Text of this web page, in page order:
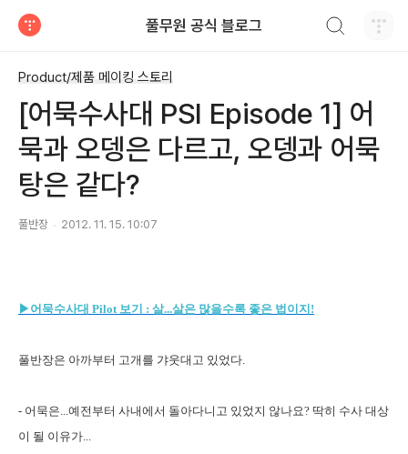
풀무원 공식 블로그
Product/제품 메이킹 스토리
[어묵수사대 PSI Episode 1] 어
묵과 오뎅은 다르고, 오뎅과 어묵
탕은 같다?
풀반장 2012. 11. 15. 10:07
▶어묵수사대 Pilot 보기 : 살...살은 많을수록 좋은 법이지!
풀반장은 아까부터 고개를 갸웃대고 있었다.
- 어묵은...예전부터 사내에서 돌아다니고 있었지 않나요? 딱히 수사 대상
이 될 이유가...